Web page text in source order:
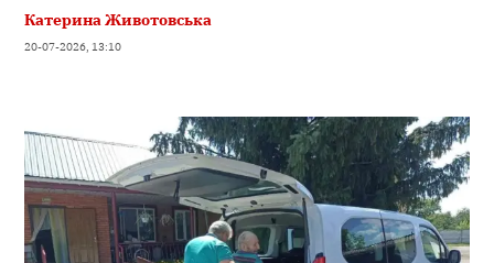
Катерина Животовська
20-07-2026, 13:10